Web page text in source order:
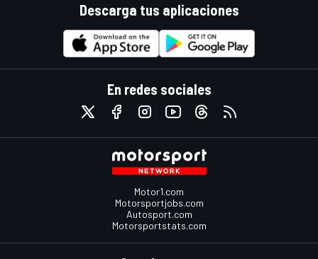
Descarga tus aplicaciones
En redes sociales
Motor1.com
Motorsportjobs.com
Autosport.com
Motorsportstats.com